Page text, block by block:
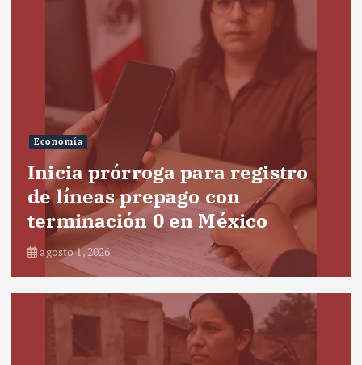
Economía
Inicia prórroga para registro
de líneas prepago con
terminación 0 en México
agosto 1, 2026